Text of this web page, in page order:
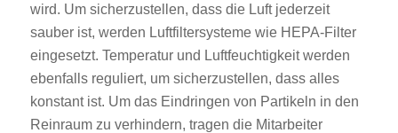
wird. Um sicherzustellen, dass die Luft jederzeit
sauber ist, werden Luftfiltersysteme wie HEPA-Filter
eingesetzt. Temperatur und Luftfeuchtigkeit werden
ebenfalls reguliert, um sicherzustellen, dass alles
konstant ist. Um das Eindringen von Partikeln in den
Reinraum zu verhindern, tragen die Mitarbeiter